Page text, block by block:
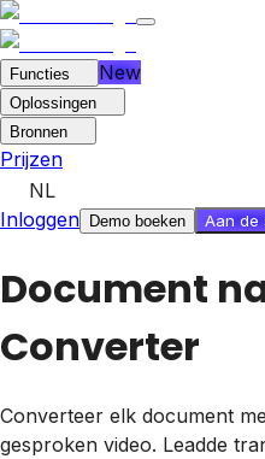
Functies New
Oplossingen
Bronnen
Prijzen
NL
Inloggen
Demo boeken Aan de
Document
Converter
Converteer elk document
gesproken video. Leadde